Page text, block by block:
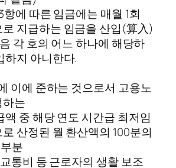
에 따른 임금에는 매월 1회
지급하는 임금을 산입(算入)
각 호의 어느 하나에 해당하
하지 아니한다.
이에 준하는 것으로서 고용노
는
액 중 해당 연도 시간급 최저임
산정된 월 환산액의 100분의
분
통비 등 근로자의 생활 보조